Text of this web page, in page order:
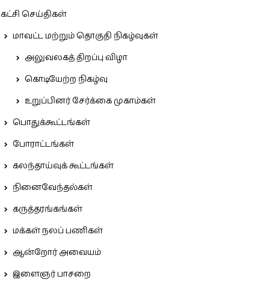
கட்சி செய்திகள்
மாவட்ட மற்றும் தொகுதி நிகழ்வுகள்
அலுவலகத் திறப்பு விழா
கொடியேற்ற நிகழ்வு
உறுப்பினர் சேர்க்கை முகாம்கள்
பொதுக்கூட்டங்கள்
போராட்டங்கள்
கலந்தாய்வுக் கூட்டங்கள்
நினைவேந்தல்கள்
கருத்தரங்கங்கள்
மக்கள் நலப் பணிகள்
ஆன்றோர் அவையம்
இளைஞர் பாசறை